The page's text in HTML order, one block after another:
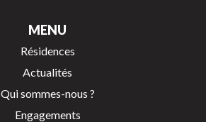
MENU
Résidences
Actualités
Qui sommes-nous ?
Engagements